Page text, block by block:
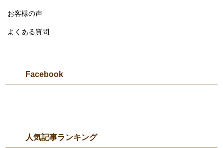
お客様の声
よくある質問
Facebook
人気記事ランキング